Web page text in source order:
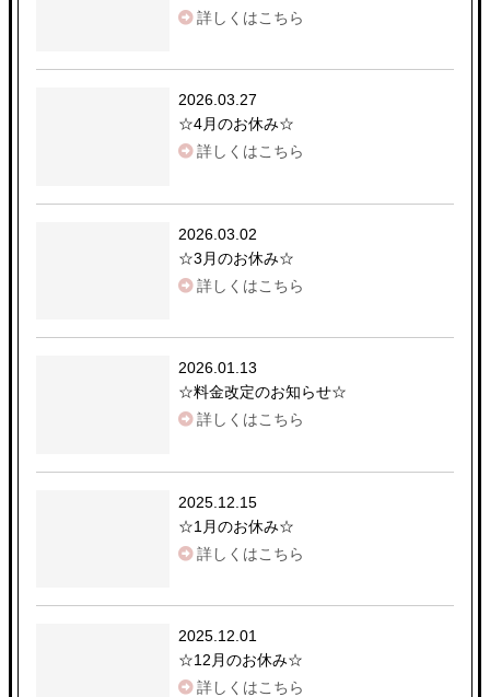
詳しくはこちら
2026.03.27
☆4月のお休み☆
詳しくはこちら
2026.03.02
☆3月のお休み☆
詳しくはこちら
2026.01.13
☆料金改定のお知らせ☆
詳しくはこちら
2025.12.15
☆1月のお休み☆
詳しくはこちら
2025.12.01
☆12月のお休み☆
詳しくはこちら